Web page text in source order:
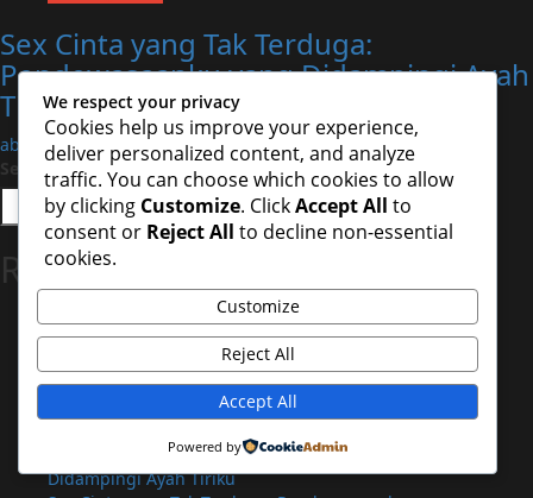
Sex Cinta yang Tak Terduga:
Pendewasaanku yang Didampingi Ayah
Tiriku
abjgsJanuary 12, 20260
Search
Search
Recent Posts
Sex Cinta yang Tak Terduga: Pendewasaanku yang
Didampingi Ayah Tiriku
Sex Cinta yang Tak Terduga: Pendewasaanku yang
Didampingi Ayah Tiriku
Sex Cinta yang Tak Terduga: Pendewasaanku yang
Sex Cinta yang Tak Terduga: Pendewasaanku yang
Didampingi Ayah Tiriku
We respect your privacy
Cookies help us improve your experience,
deliver personalized content, and analyze
traffic. You can choose which cookies to allow
by clicking Customize. ClickAccept All to
consent or Reject All to decline non-essential
cookies.
Customize
Reject All
Accept All
Powered by